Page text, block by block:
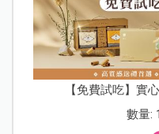
【免費試吃】實
數量: